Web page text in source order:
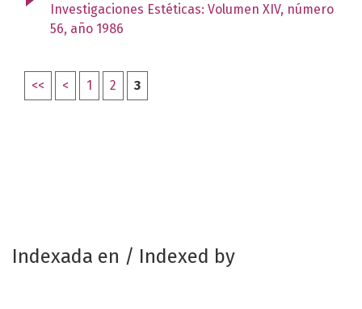
Investigaciones Estéticas: Volumen XIV, número
56, año 1986
<< < 1 2 3
Indexada en / Indexed by